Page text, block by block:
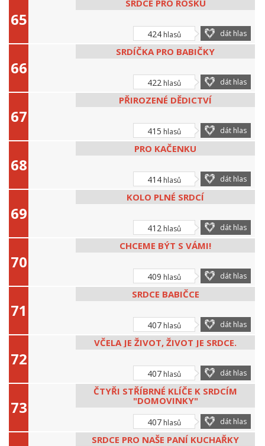
SRDCE PRO ROSKU
424 hlasů dát hlas
SRDÍČKA PRO BABIČKY
422 hlasů dát hlas
PŘIROZENÉ DĚDICTVÍ
415 hlasů dát hlas
PRO KAČENKU
414 hlasů dát hlas
KOLO PLNÉ SRDCÍ
412 hlasů dát hlas
CHCEME BÝT S VÁMI!
409 hlasů dát hlas
SRDCE BABIČCE
407 hlasů dát hlas
VČELA JE ŽIVOT, ŽIVOT JE SRDCE.
407 hlasů dát hlas
ČTYŘI STŘÍBRNÉ KLÍČE K SRDCÍM
"DOMOVINKY"
407 hlasů dát hlas
SRDCE PRO NAŠE PANÍ KUCHAŘKY